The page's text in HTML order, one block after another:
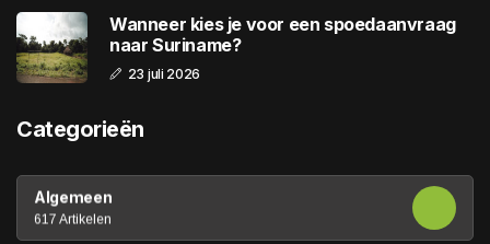
Wanneer kies je voor een spoedaanvraag
naar Suriname?
23 juli 2026
Categorieën
Algemeen
617 Artikelen